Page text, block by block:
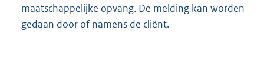
maatschappelijke opvang. De melding kan worden
gedaan door of namens de cliënt.